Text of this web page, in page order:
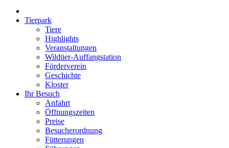
Tierpark
Tiere
Highlights
Veranstaltungen
Wildtier-Auffangstation
Förderverein
Geschichte
Kloster
Ihr Besuch
Anfahrt
Öffnungszeiten
Preise
Besucherordnung
Fütterungen